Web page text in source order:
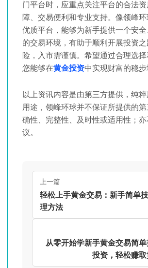
门平台时，应重点关注平台的合法
障、交易便利和专业支持。像领峰
优质平台，能够为新手提供一个安
的交易环境，有助于顺利开展投资
险，入市需谨慎。希望通过合理选择
您能够在黄金投资中实现财富的稳步
以上资讯内容是由第三方提供，纯
用途，领峰环球并不保证所提供的
确性、完整性、及时性或适用性；
议。
上一篇
轻松上手黄金交易：新手简单
理方法
从零开始学新手黄金交易简
投资，轻松赚